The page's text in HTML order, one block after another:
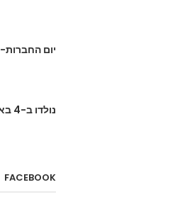
יום החברות- 30 ביולי
נולדו ב-4 באפריל
FACEBOOK